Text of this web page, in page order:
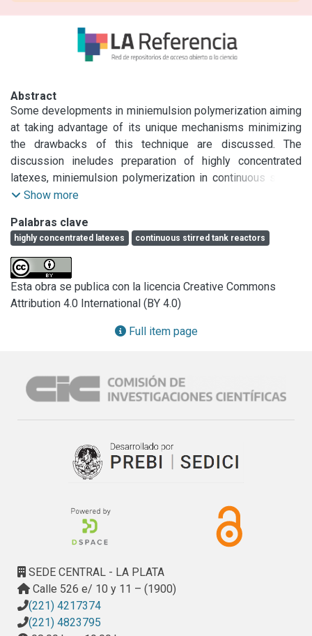
Abstract
Some developments in miniemulsion polymerization aiming
at taking advantage of its unique mechanisms minimizing
the drawbacks of this technique are discussed. The
discussion ineludes preparation of highly concentrated
latexes, miniemulsion polymerization in continuous stirred
tank reactors (CSTRs), and elimination of the low molecular
Show more
Palabras clave
highly concentrated latexes continuous stirred tank reactors
Esta obra se publica con la licencia Creative Commons
Attribution 4.0 International (BY 4.0)
Full item page
SEDE CENTRAL - LA PLATA
Calle 526 e/ 10 y 11 – (1900)
(221) 4217374
(221) 4823795